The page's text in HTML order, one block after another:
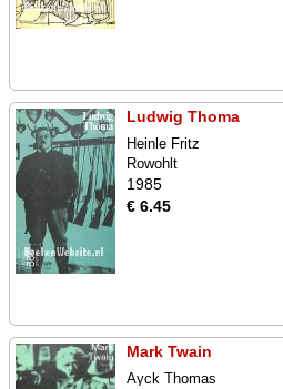
Ludwig Thoma
Heinle Fritz
Rowohlt
1985
€ 6.45
Mark Twain
Ayck Thomas